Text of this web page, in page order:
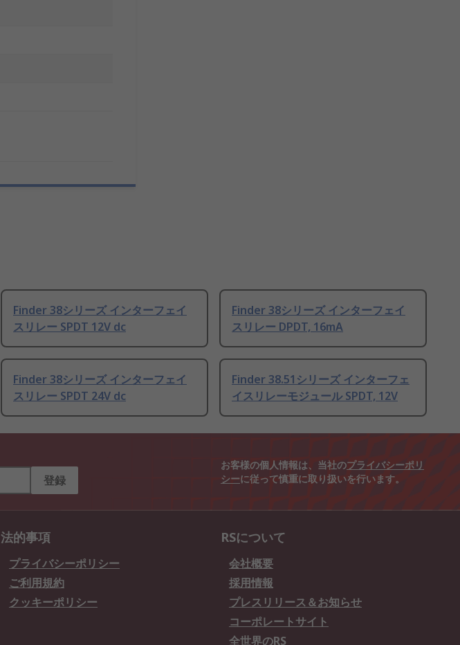
Finder 38シリーズ インターフェイ
スリレー SPDT 12V dc
Finder 38シリーズ インターフェイ
スリレー DPDT, 16mA
Finder 38シリーズ インターフェイ
スリレー SPDT 24V dc
Finder 38.51シリーズ インターフェ
イスリレーモジュール SPDT, 12V
登録
お客様の個人情報は、当社のプライバシーポリ
シーに従って慎重に取り扱いを行います。
法的事項
プライバシーポリシー
ご利用規約
クッキーポリシー
RSについて
会社概要
採用情報
プレスリリース＆お知らせ
コーポレートサイト
全世界のRS